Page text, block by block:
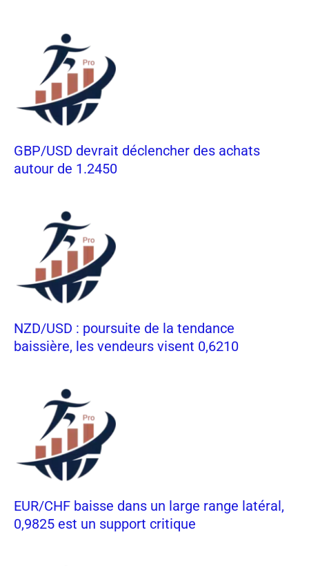
GBP/USD devrait déclencher des achats
autour de 1.2450
NZD/USD : poursuite de la tendance
baissière, les vendeurs visent 0,6210
EUR/CHF baisse dans un large range latéral,
0,9825 est un support critique